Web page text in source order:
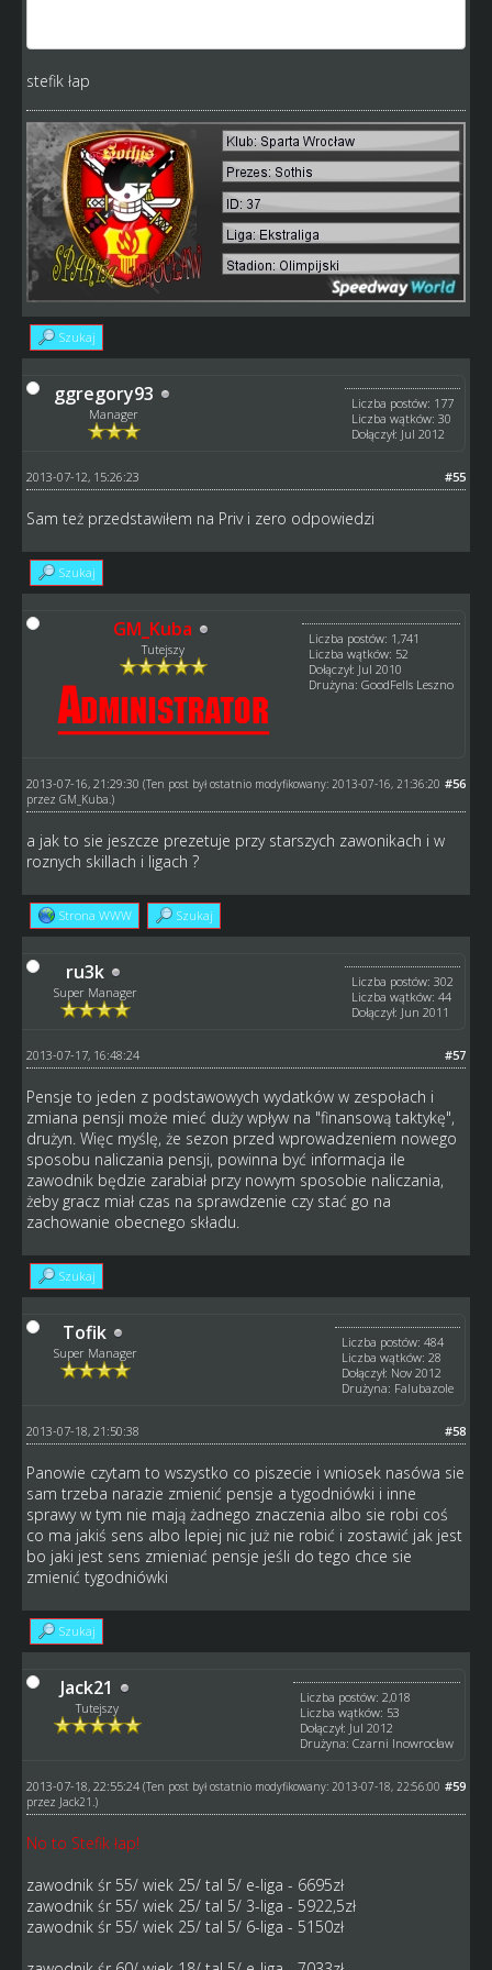
stefik łap
Szukaj
ggregory93
Manager
Liczba postów: 177
Liczba wątków: 30
Dołączył: Jul 2012
#55
2013-07-12, 15:26:23
Sam też przedstawiłem na Priv i zero odpowiedzi
Szukaj
GM_Kuba
Tutejszy
Liczba postów: 1,741
Liczba wątków: 52
Dołączył: Jul 2010
Drużyna: GoodFells Leszno
#56
2013-07-16, 21:29:30 (Ten post był ostatnio modyfikowany: 2013-07-16, 21:36:20
przez GM_Kuba.)
a jak to sie jeszcze prezetuje przy starszych zawonikach i w
roznych skillach i ligach ?
Strona WWW Szukaj
ru3k
Super Manager
Liczba postów: 302
Liczba wątków: 44
Dołączył: Jun 2011
#57
2013-07-17, 16:48:24
Pensje to jeden z podstawowych wydatków w zespołach i
zmiana pensji może mieć duży wpływ na "finansową taktykę",
drużyn. Więc myślę, że sezon przed wprowadzeniem nowego
sposobu naliczania pensji, powinna być informacja ile
zawodnik będzie zarabiał przy nowym sposobie naliczania,
żeby gracz miał czas na sprawdzenie czy stać go na
zachowanie obecnego składu.
Szukaj
Tofik
Super Manager
Liczba postów: 484
Liczba wątków: 28
Dołączył: Nov 2012
Drużyna: Falubazole
#58
2013-07-18, 21:50:38
Panowie czytam to wszystko co piszecie i wniosek nasówa sie
sam trzeba narazie zmienić pensje a tygodniówki i inne
sprawy w tym nie mają żadnego znaczenia albo sie robi coś
co ma jakiś sens albo lepiej nic już nie robić i zostawić jak jest
bo jaki jest sens zmieniać pensje jeśli do tego chce sie
zmienić tygodniówki
Szukaj
Jack21
Tutejszy
Liczba postów: 2,018
Liczba wątków: 53
Dołączył: Jul 2012
Drużyna: Czarni Inowrocław
#59
2013-07-18, 22:55:24 (Ten post był ostatnio modyfikowany: 2013-07-18, 22:56:00
przez Jack21 .)
No to Stefik łap!
zawodnik śr 55/ wiek 25/ tal 5/ e-liga - 6695zł
zawodnik śr 55/ wiek 25/ tal 5/ 3-liga - 5922,5zł
zawodnik śr 55/ wiek 25/ tal 5/ 6-liga - 5150zł